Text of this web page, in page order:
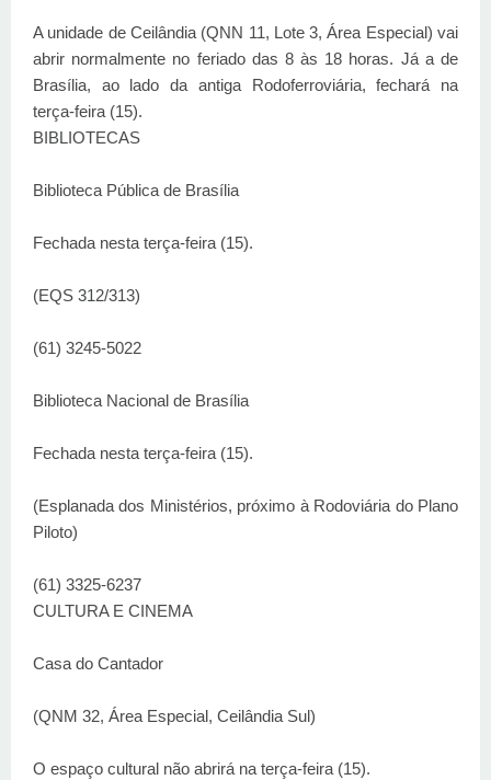
A unidade de Ceilândia (QNN 11, Lote 3, Área Especial) vai
abrir normalmente no feriado das 8 às 18 horas. Já a de
Brasília, ao lado da antiga Rodoferroviária, fechará na
terça-feira (15).
BIBLIOTECAS
Biblioteca Pública de Brasília
Fechada nesta terça-feira (15).
(EQS 312/313)
(61) 3245-5022
Biblioteca Nacional de Brasília
Fechada nesta terça-feira (15).
(Esplanada dos Ministérios, próximo à Rodoviária do Plano
Piloto)
(61) 3325-6237
CULTURA E CINEMA
Casa do Cantador
(QNM 32, Área Especial, Ceilândia Sul)
O espaço cultural não abrirá na terça-feira (15).